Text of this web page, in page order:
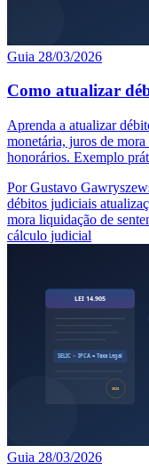
Guia 28/03/2026
Como atualizar
Aprenda a atualizar
monetária, juros de
honorários. Exemplo
Por Gustavo
débitos judiciais
mora liquidação de
cálculo judicial
Guia 28/03/2026